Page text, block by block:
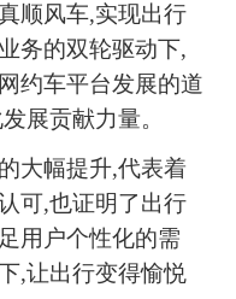
顺风车,实现出行
务的双轮驱动下,
约车平台发展的道
展贡献力量。
幅提升,代表着
可,也证明了出行
用户个性化的需
,让出行变得愉悦